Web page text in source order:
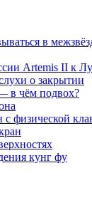
в
Artemis II к
о закрытии
в чём подвох?
физической
кунг фу